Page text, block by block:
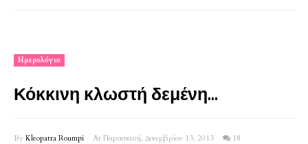
Ημερολόγιο
Κόκκινη κλωστή δεμένη...
By Kleopatra Roumpi At Παρασκευή, Δεκεμβρίου 13, 2013 18